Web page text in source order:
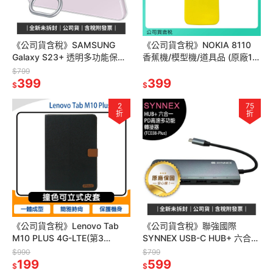
《公司貨含稅》SAMSUNG
Galaxy S23+ 透明多功能保護
殼(指環扣+支架)(EF-XS916)
$799
$399
《公司貨含稅》NOKIA 8110
香蕉機/模型機/道具品 (原廠1:1
$399
2
折
《公司貨含稅》Lenovo Tab
M10 PLUS 4G-LTE(第3
代)10.61吋平板專用可立式撞
色皮套
$990
$199
75
折
《公司貨含稅》聯強國際
SYNNEX USB-C HUB+ 六合一
PD高速多功能轉接器TC038-
Plus【售完為止】
$799
$599